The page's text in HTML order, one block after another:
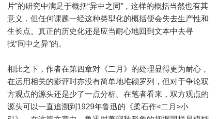
片”的研究中满足于概括“异中之同”，这样的概括当然也有其
意义，但任何课题一经这种类型化的概括便会失去生产性和
生长点。真正的历史化还是应当耐心地回到文本中去寻
找“同中之异”的。
相比之下，作者在第四章对《二月》的处理显得更为耐心，
在运用相关的影评时亦没有简单地堆砌罗列，但对于争论双
方观点的源头还是少了一点分析。在笔者看来，双方观点的
源头可以一直追溯到1929年鲁迅的《柔石作<二月>小